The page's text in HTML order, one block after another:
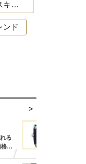
YouTube公式
40代におすすめの化粧品・スキンケア・美容アイテム
ンド
る
格